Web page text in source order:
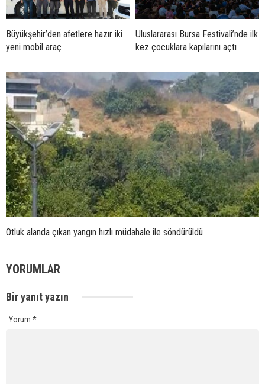
Büyükşehir’den afetlere hazır iki
yeni mobil araç
Uluslararası Bursa Festivali’nde ilk
kez çocuklara kapılarını açtı
Otluk alanda çıkan yangın hızlı müdahale ile söndürüldü
YORUMLAR
Bir yanıt yazın
Yorum *